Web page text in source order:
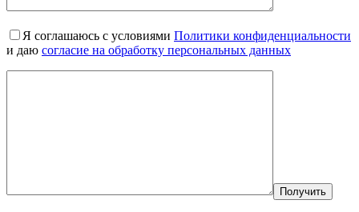
Я соглашаюсь с условиями Политики конфиденциальности
и даю согласие на обработку персональных данных